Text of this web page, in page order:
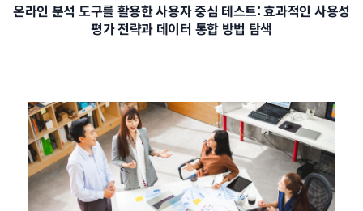
PORTFOLIO
CONTACT
정부지원사업
온라인 분석 도구를 활용한 사용자 중심 테스트: 효과적인 사용성
평가 전략과 데이터 통합 방법 탐색